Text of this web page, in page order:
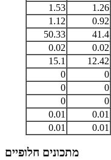
1.26
1.53
0.92
1.12
41.4
50.33
0.02
0.02
12.42
15.1
0
0
0
0
0
0
0.01
0.01
0.01
0.01
מתכונים חלופיים